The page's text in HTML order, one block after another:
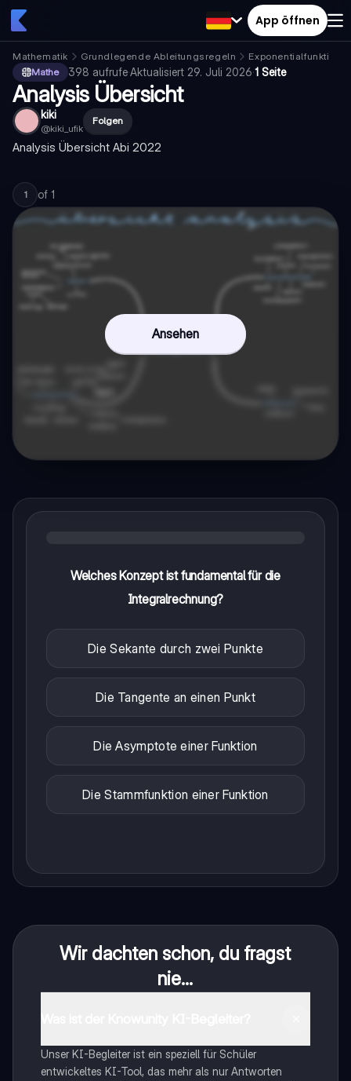
App öffnen
Mathematik Grundlegende Ableitungsregeln
Mathe
398 aufrufe·Aktualisiert 29. Juli 2026·1 Seite
Analysis Übersicht
kiki
@kiki_ufik
Folgen
Analysis Übersicht Abi 2022
1 of 1
Ansehen
Welches Konzept ist fundamental für die
Integralrechnung?
Die Sekante durch zwei Punkte
Die Tangente an einen Punkt
Die Asymptote einer Funktion
Die Stammfunktion einer Funktion
Wir dachten schon, du fragst
nie...
Unser KI-Begleiter ist ein speziell für Schüler
entwickeltes KI-Tool, das mehr als nur Antworten